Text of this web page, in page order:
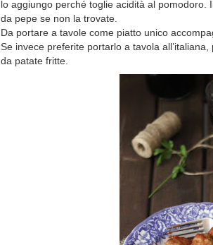
lo aggiungo perché toglie acidità al
da pepe se non la trovate.
Da portare a tavole come piatto unico
Se invece preferite portarlo a tavola
da patate fritte.